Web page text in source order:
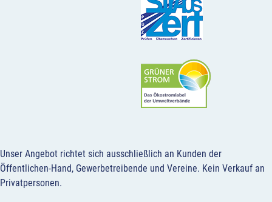
Unser Angebot richtet sich ausschließlich an Kunden der
Öffentlichen-Hand, Gewerbetreibende und Vereine. Kein Verkauf an
Privatpersonen.